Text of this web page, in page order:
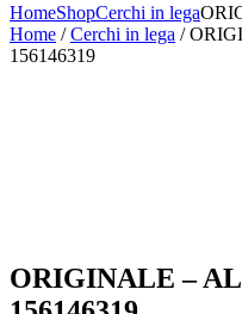
HomeShopCerchi in lega
Home /Cerchi in lega /
156146319
ORIGINALE –